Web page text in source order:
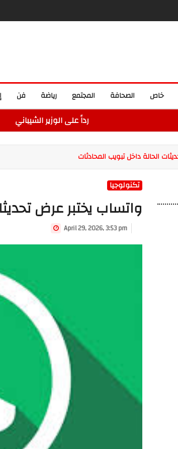
فن رياضة المجتمع الصحافة خاص
رداً على الوزير الشيباني
الحالة داخل تبويب المحادثات
تكنولوجيا
واتساب يختبر عرض
April 29, 2026, 3:53 pm